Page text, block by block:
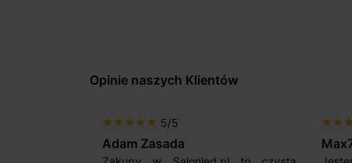
Opinie naszych Klientów
star star star star star 5/5
Adam Zasada
star star